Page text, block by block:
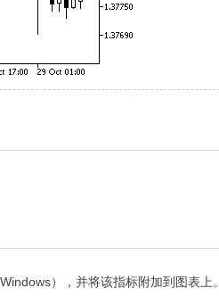
），并将该指标附加到图表上。